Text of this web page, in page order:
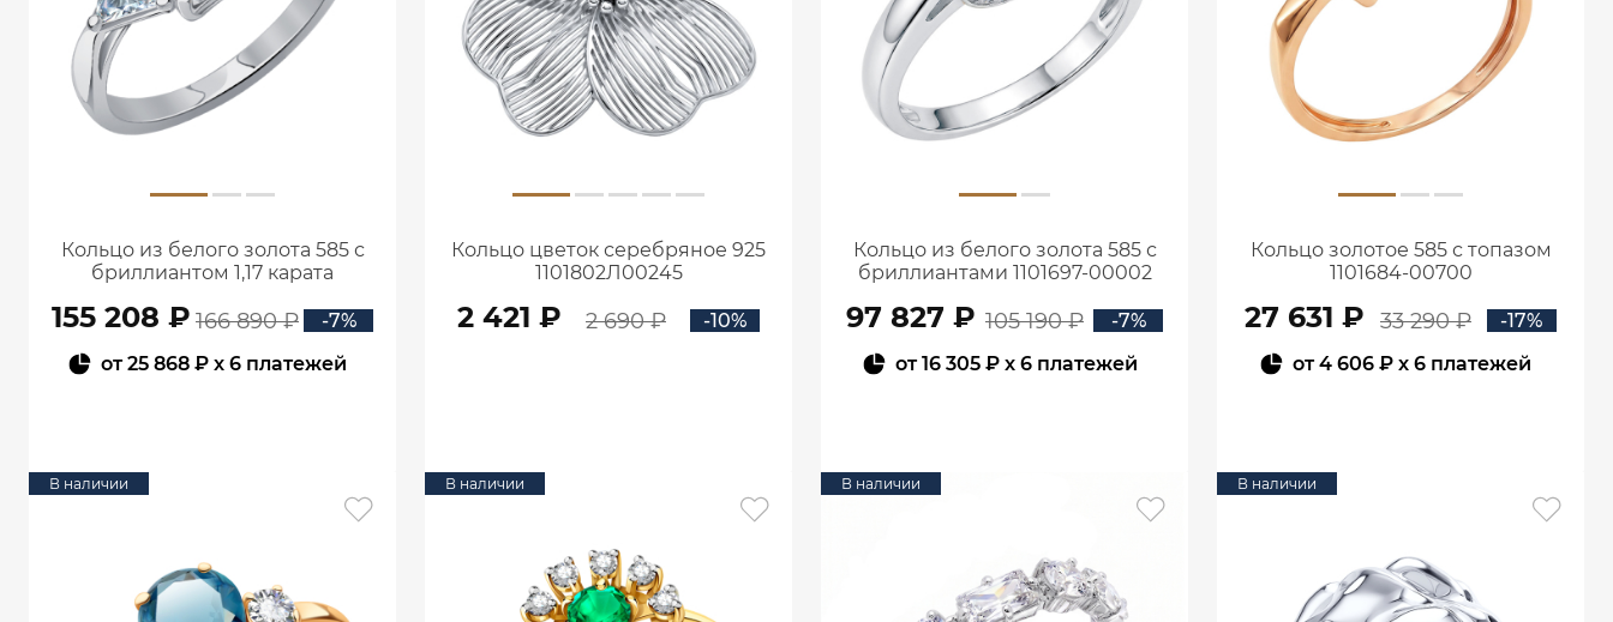
Кольцо из белого золота 585 с
бриллиантом 1,17 карата
155 208 ₽ 166 890 ₽
-7%
от25 868 ₽ x 6 платежей
Кольцо цветок серебряное 925
1101802Л00245
2 421 ₽ 2 690 ₽ -10%
Кольцо из белого золота 585 с
бриллиантами 1101697-00002
97 827 ₽ 105 190 ₽
-7%
от16 305 ₽x 6 платежей
Кольцо золотое 585 с топазом
1101684-00700
27 631 ₽ 33 290 ₽
-17%
от4 606 ₽ x 6 платежей
В наличии В наличии В наличии В наличии